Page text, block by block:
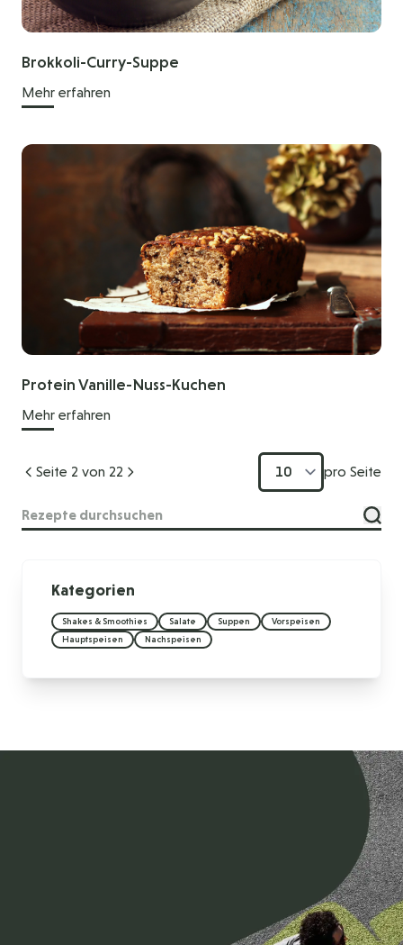
Brokkoli-Curry-Suppe
Mehr erfahren
Protein Vanille-Nuss-Kuchen
Mehr erfahren
Seite 2 von 22 pro Seite
Suche
Kategorien
Shakes & Smoothies Salate Suppen
Vorspeisen
Hauptspeisen
Nachspeisen